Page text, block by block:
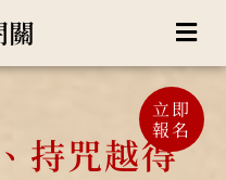
關
立即
報名
持咒越得